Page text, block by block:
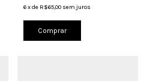
6 xde R$65,00 sem juros
Comprar